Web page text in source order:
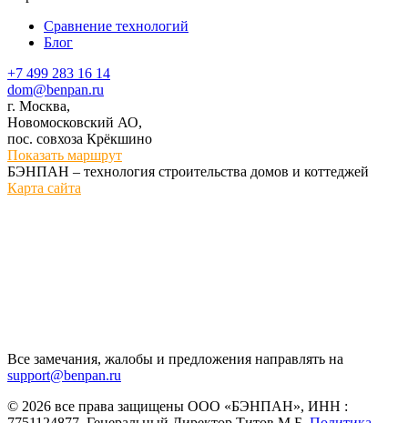
Сравнение технологий
Блог
+7 499 283 16 14
dom@benpan.ru
г. Москва,
Новомосковский АО,
пос. совхоза Крёкшино
Показать маршрут
БЭНПАН – технология строительства домов и коттеджей
Карта сайта
Все замечания, жалобы и предложения направлять на
support@benpan.ru
© 2026 все права защищены ООО «БЭНПАН», ИНН :